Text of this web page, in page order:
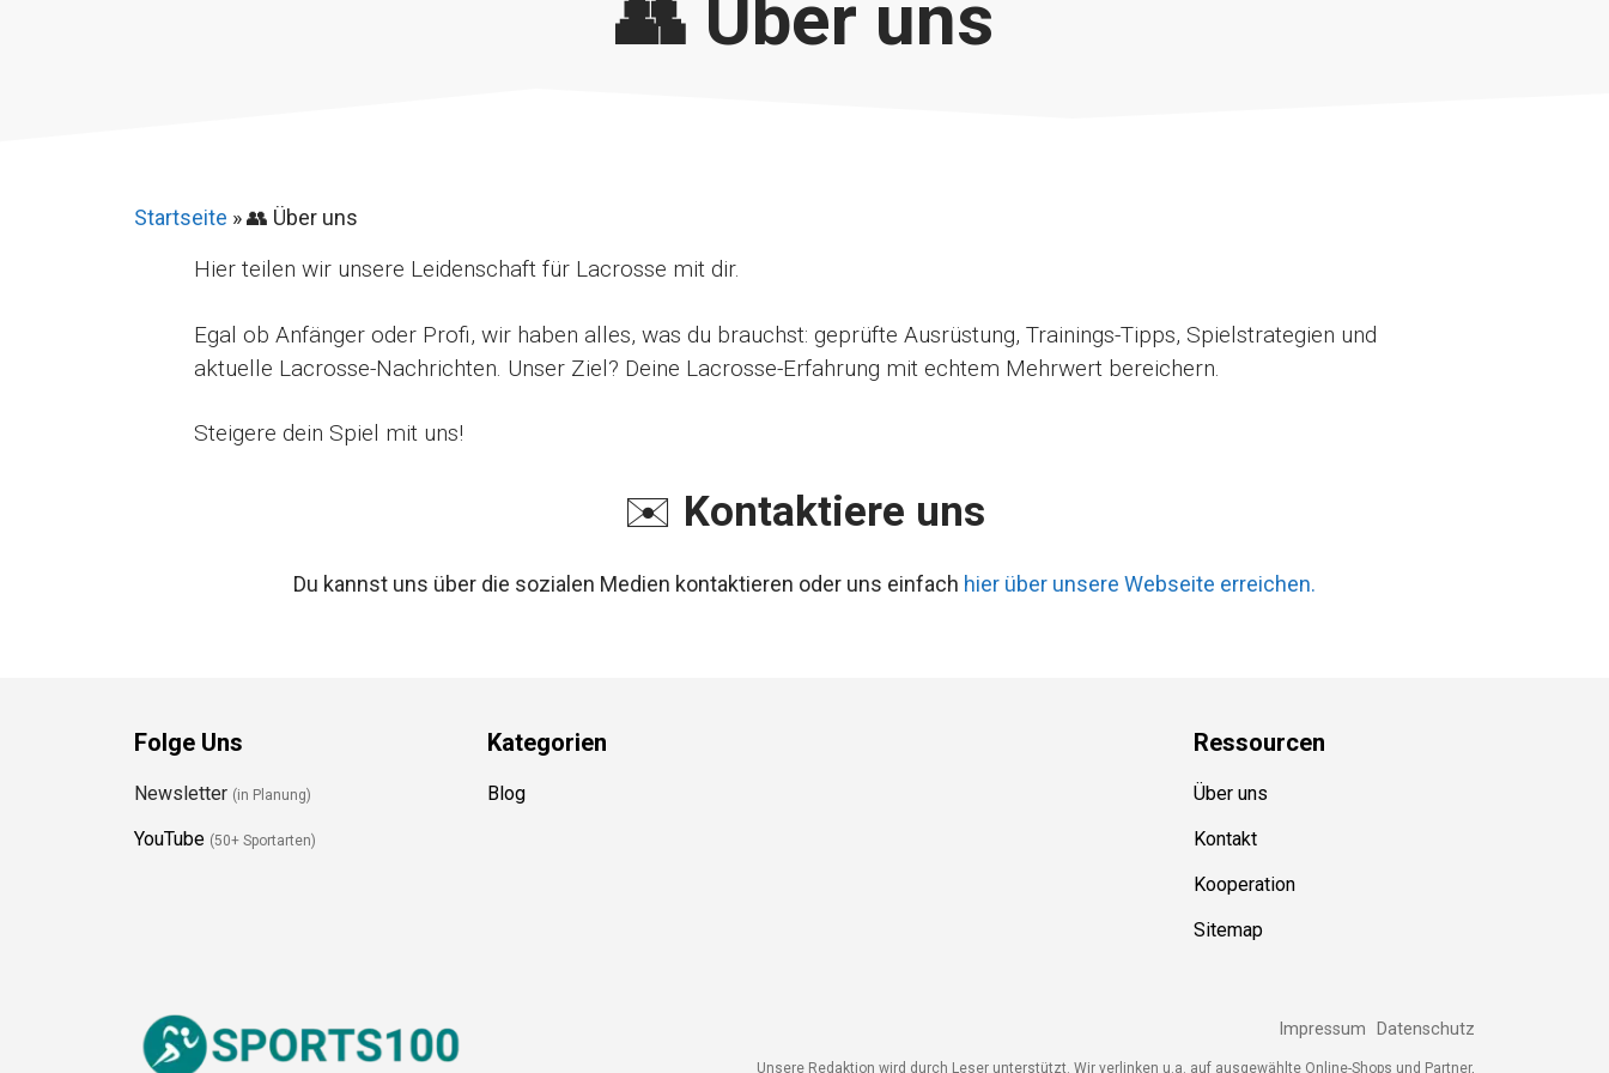
👥 Über uns
Startseite »👥 Über uns
Hier teilen wir unsere Leidenschaft für Lacrosse mit dir.
Egal ob Anfänger oder Profi, wir haben alles, was du brauchst: geprüfte Ausrüstung, Trainings-Tipps, Spielstrategien und
aktuelle Lacrosse-Nachrichten. Unser Ziel? Deine Lacrosse-Erfahrung mit echtem Mehrwert bereichern.
Steigere dein Spiel mit uns!
✉️ Kontaktiere uns
Du kannst uns über die sozialen Medien kontaktieren oder uns einfach hier über unsere Webseite erreichen.
Folge Uns
Newsletter (in Planung)
YouTube (50+ Sportarten)
Kategorien
Blog
Ressourcen
Über uns
Kontakt
Kooperation
Sitemap
Impressum Datenschutz
Unsere Redaktion wird durch Leser unterstützt. Wir verlinken u.a. auf ausgewählte Online-Shops und Partner,